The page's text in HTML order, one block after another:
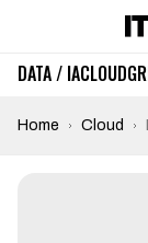
DATA / IACLOUD
Home Cloud